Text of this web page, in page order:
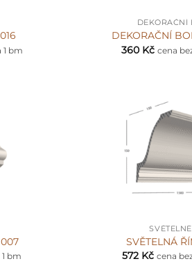
1 bm
DEKORAČNÍ
DEKORAČNÍ
360 Kč cena
1 bm
SVĚTELNÁ
572 Kč cena